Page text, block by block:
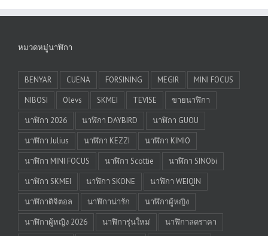
หมวดหมู่นาฬิกา
BENYAR CUENA FORSINING MEGIR
MINI FOCUS
NIBOSI
Olevs SKMEI TEVISE
ขายนาฬิกา
นาฬิกา 2026
นาฬิกา DAYBIRD
นาฬิกา GUOU
นาฬิกา Julius
นาฬิกา KEZZI
นาฬิกา KIMIO
นาฬิกา MINI FOCUS
นาฬิกา Scottie
นาฬิกา SINObi
นาฬิกา SKMEI
นาฬิกา SKONE
นาฬิกา WEIQIN
นาฬิกาดิจิตอล
นาฬิกาน่ารัก
นาฬิกาผู้หญิง
นาฬิกาผู้หญิง 2026
นาฬิการุ่นใหม่
นาฬิกาลดราคา